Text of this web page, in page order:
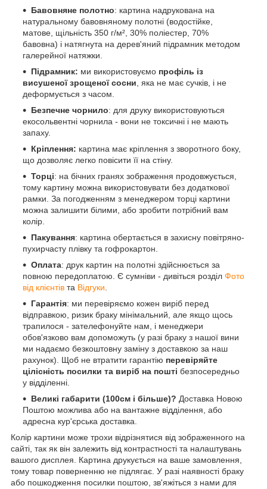
Бавовняне полотно: картина надрукована на
натуральному бавовняному полотні (водостійке,
матове, щільність 350 г/м², 30% поліестер, 70%
бавовна) і натягнута на дерев'яний підрамник методом
галерейної натяжки.
Підрамник: ми використовуємо профіль із
висушеної зрощеної сосни, яка не має сучків, і не
деформується з часом.
Безпечне чорнило: для друку використовуються
екосольвентні чорнила - вони не токсичні і не мають
запаху.
Кріплення: картина має кріплення з зворотного боку,
що дозволяє легко повісити її на стіну.
Торці: на бічних гранях зображення продовжується,
тому картину можна використовувати без додаткової
рамки. За погодженням з менеджером торці картини
можна залишити білими, або зробити потрібний вам
колір.
Пакування: картина обертається в захисну повітряно-
пухирчасту плівку та гофрокартон.
Оплата: друк картин на полотні здійснюється за
повною передоплатою. Є сумніви - дивіться розділ Фото
від клієнтів та Відгуки.
Гарантія: ми перевіряємо кожен виріб перед
відправкою, ризик браку мінімальний, але якщо щось
трапилося - зателефонуйте нам, і менеджери
обов'язково вам допоможуть (у разі браку з нашої вини
ми надаємо безкоштовну заміну з доставкою за наш
рахунок). Щоб не втратити гарантію перевіряйте
цілісність посилки та виріб на пошті безпосередньо
у відділенні.
Великі габарити (100см і більше)? Доставка Новою
Поштою можлива або на вантажне відділення, або
адресна кур'єрська доставка.
Колір картини може трохи відрізнятися від зображенного на
сайті, так як він залежить від контрастності та налаштувань
вашого дисплея. Картина друкується на ваше замовлення,
тому товар поверненню не підлягає. У разі наявності браку
або пошкодження посилки поштою, зв'яжіться з нами для